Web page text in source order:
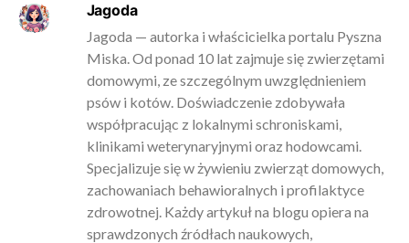
Jagoda
Jagoda — autorka i właścicielka portalu Pyszna
Miska. Od ponad 10 lat zajmuje się zwierzętami
domowymi, ze szczególnym uwzględnieniem
psów i kotów. Doświadczenie zdobywała
współpracując z lokalnymi schroniskami,
klinikami weterynaryjnymi oraz hodowcami.
Specjalizuje się w żywieniu zwierząt domowych,
zachowaniach behawioralnych i profilaktyce
zdrowotnej. Każdy artykuł na blogu opiera na
sprawdzonych źródłach naukowych,